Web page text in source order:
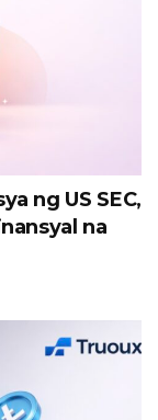
ng US SEC,
na